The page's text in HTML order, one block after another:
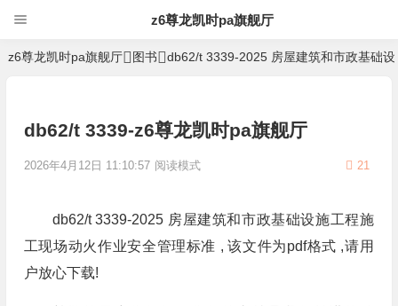
z6尊龙凯时pa旗舰厅
z6尊龙凯时pa旗舰厅 图书 db62/t 3339-2025 房屋建筑和市政基础
db62/t 3339-z6尊龙凯时pa旗舰厅
2026年4月12日 11:10:57 21
阅读模式
db62/t 3339-2025 房屋建筑和市政基础设施工程施
工现场动火作业安全管理标准 , 该文件为pdf格式 ,请用
户放心下载!